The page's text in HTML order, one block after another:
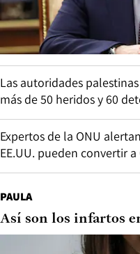
Las autoridades
más de 50 heridos y 60
Expertos de la ONU
EE.UU. pueden convertir
PAULA
Así son los infartos